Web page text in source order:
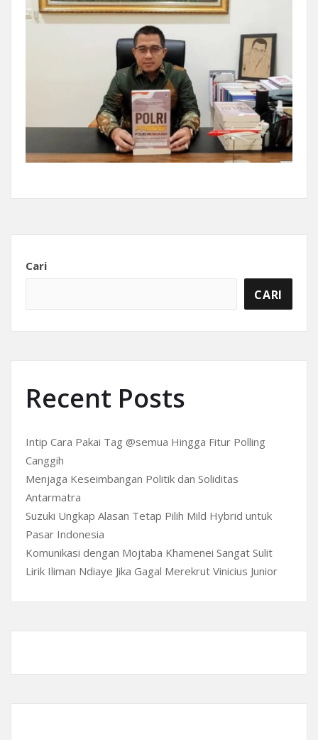
Cari
CARI
Recent Posts
Intip Cara Pakai Tag @semua Hingga Fitur Polling
Canggih
Menjaga Keseimbangan Politik dan Soliditas
Antarmatra
Suzuki Ungkap Alasan Tetap Pilih Mild Hybrid untuk
Pasar Indonesia
Komunikasi dengan Mojtaba Khamenei Sangat Sulit
Lirik Iliman Ndiaye Jika Gagal Merekrut Vinicius Junior